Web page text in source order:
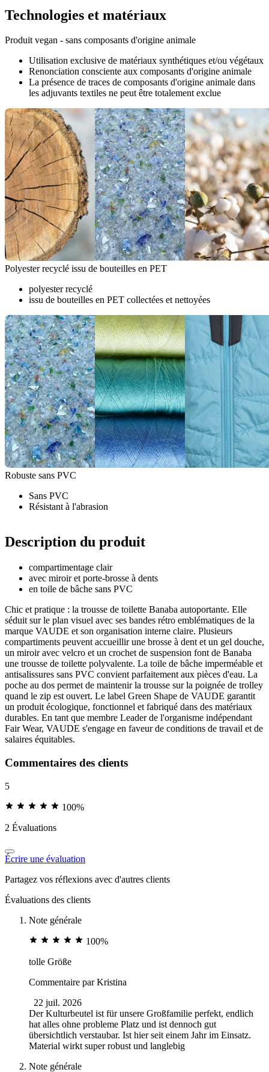
Technologies et matériaux
Produit vegan - sans composants d'origine animale
Utilisation exclusive de matériaux synthétiques et/ou végétaux
Renonciation consciente aux composants d'origine animale
La présence de traces de composants d'origine animale dans
les adjuvants textiles ne peut être totalement exclue
Polyester recyclé issu de bouteilles en PET
polyester recyclé
issu de bouteilles en PET collectées et nettoyées
Robuste sans PVC
Sans PVC
Résistant à l'abrasion
Description du produit
compartimentage clair
avec miroir et porte-brosse à dents
en toile de bâche sans PVC
Chic et pratique : la trousse de toilette Banaba autoportante. Elle
séduit sur le plan visuel avec ses bandes rétro emblématiques de la
marque VAUDE et son organisation interne claire. Plusieurs
compartiments peuvent accueillir une brosse à dent et un gel douche,
un miroir avec velcro et un crochet de suspension font de Banaba
une trousse de toilette polyvalente. La toile de bâche imperméable et
antisalissures sans PVC convient parfaitement aux pièces d'eau. La
poche au dos permet de maintenir la trousse sur la poignée de trolley
quand le zip est ouvert. Le label Green Shape de VAUDE garantit
un produit écologique, fonctionnel et fabriqué dans des matériaux
durables. En tant que membre Leader de l'organisme indépendant
Fair Wear, VAUDE s'engage en faveur de conditions de travail et de
salaires équitables.
Commentaires des clients
5
100%
2 Évaluations
Écrire une évaluation
Partagez vos réflexions avec d'autres clients
Évaluations des clients
Note générale
100%
tolle Größe
Commentaire parKristina
22 juil. 2026
Der Kulturbeutel ist für unsere Großfamilie perfekt, endlich
hat alles ohne probleme Platz und ist dennoch gut
übersichtlich verstaubar. Ist hier seit einem Jahr im Einsatz.
Material wirkt super robust und langlebig
Note générale